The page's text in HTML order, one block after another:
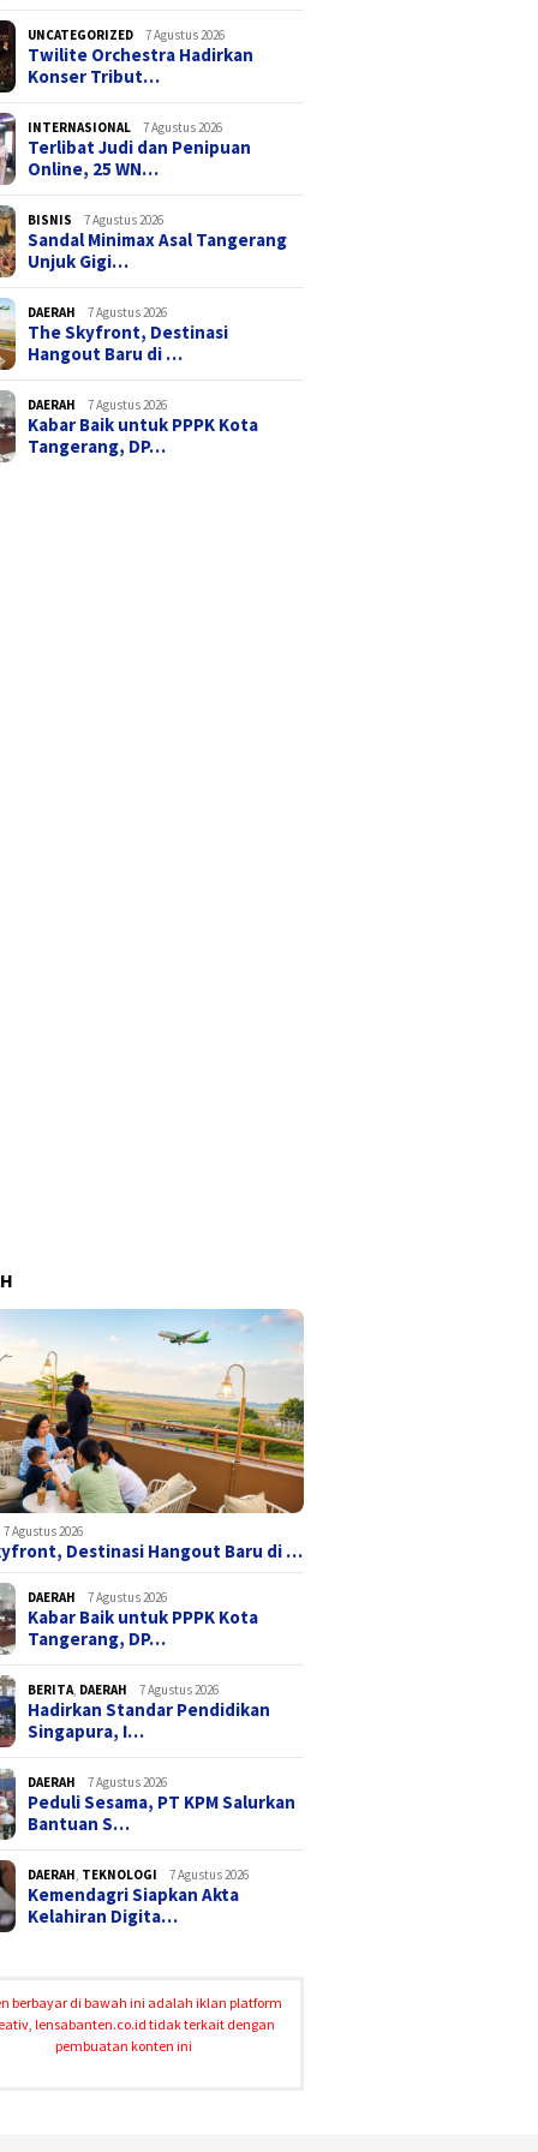
UNCATEGORIZED 7 Agustus 2026
Twilite Orchestra Hadirkan
Konser Tribut…
INTERNASIONAL 7 Agustus 2026
Terlibat Judi dan Penipuan
Online, 25 WN…
BISNIS 7 Agustus 2026
Sandal Minimax Asal Tangerang
Unjuk Gigi…
DAERAH 7 Agustus 2026
The Skyfront, Destinasi
Hangout Baru di …
DAERAH 7 Agustus 2026
Kabar Baik untuk PPPK Kota
Tangerang, DP…
7 Agustus 2026
Destinasi Hangout Baru di …
DAERAH 7 Agustus 2026
Kabar Baik untuk PPPK Kota
Tangerang, DP…
BERITA, DAERAH 7 Agustus 2026
Hadirkan Standar Pendidikan
Singapura, I…
DAERAH 7 Agustus 2026
Peduli Sesama, PT KPM Salurkan
Bantuan S…
DAERAH, TEKNOLOGI 7 Agustus 2026
Kemendagri Siapkan Akta
Kelahiran Digita…
berbayar di bawah ini adalah iklan platform
lensabanten.co.id tidak terkait dengan
pembuatan konten ini